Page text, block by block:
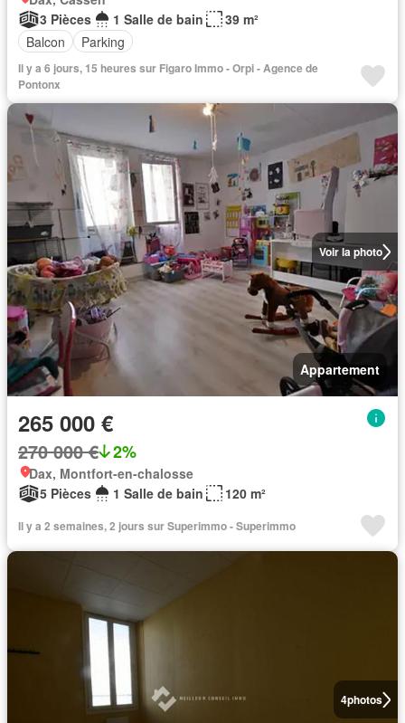
3 Pièces
1 Salle de bain
39 m²
Balcon
Parking
Il y a 6 jours, 15 heures sur Figaro Immo - Orpi - Agence de
Pontonx
Voir la photo
Appartement
265 000 €
270 000 € 2%
Dax, Montfort-en-chalosse
5 Pièces
1 Salle de bain 120 m²
Il y a 2 semaines, 2 jours sur Superimmo - Superimmo
4photos